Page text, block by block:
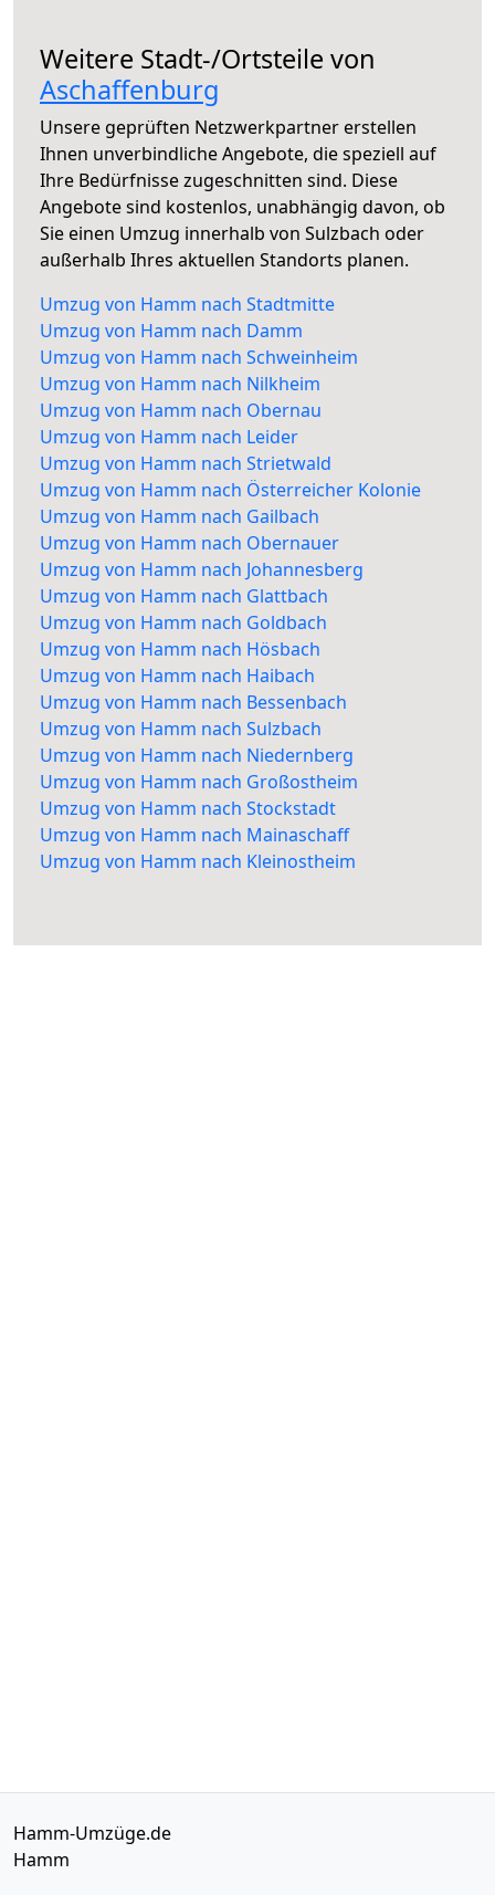
Weitere Stadt-/Ortsteile von
Aschaffenburg
Unsere geprüften Netzwerkpartner erstellen
Ihnen unverbindliche Angebote, die speziell auf
Ihre Bedürfnisse zugeschnitten sind. Diese
Angebote sind kostenlos, unabhängig davon, ob
Sie einen Umzug innerhalb von Sulzbach oder
außerhalb Ihres aktuellen Standorts planen.
Umzug von Hamm nach Stadtmitte
Umzug von Hamm nach Damm
Umzug von Hamm nach Schweinheim
Umzug von Hamm nach Nilkheim
Umzug von Hamm nach Obernau
Umzug von Hamm nach Leider
Umzug von Hamm nach Strietwald
Umzug von Hamm nach Österreicher Kolonie
Umzug von Hamm nach Gailbach
Umzug von Hamm nach Obernauer
Umzug von Hamm nach Johannesberg
Umzug von Hamm nach Glattbach
Umzug von Hamm nach Goldbach
Umzug von Hamm nach Hösbach
Umzug von Hamm nach Haibach
Umzug von Hamm nach Bessenbach
Umzug von Hamm nach Sulzbach
Umzug von Hamm nach Niedernberg
Umzug von Hamm nach Großostheim
Umzug von Hamm nach Stockstadt
Umzug von Hamm nach Mainaschaff
Umzug von Hamm nach Kleinostheim
Hamm-Umzüge.de
Hamm